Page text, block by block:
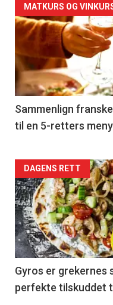
Forsiden
akkurat
nå
-
5
MATKURS OG
Sammenlign
til en 5-retters meny
Forsiden
akkurat
nå
-
6
DAGENS RETT
Gyros er grekernes
perfekte tilskuddet